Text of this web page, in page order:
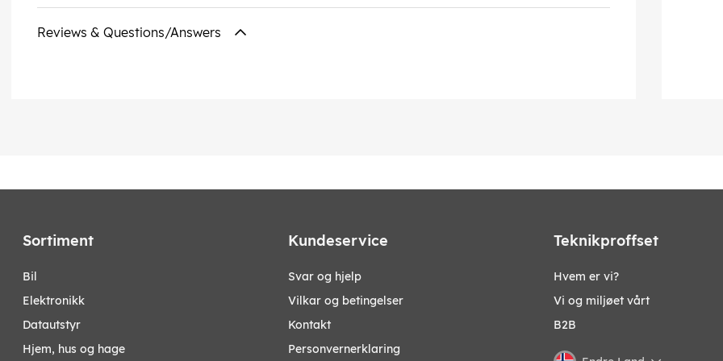
Reviews & Questions/Answers
Sortiment
bil
elektronikk
datautstyr
hjem, hus og hage
Kundeservice
Svar og hjelp
Vilkar og betingelser
Kontakt
Personvernerklaring
Teknikproffset
Hvem er vi?
Vi og miljøet vårt
B2B